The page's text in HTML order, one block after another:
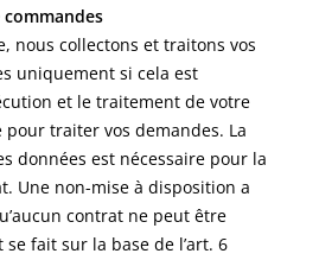
nous collectons et traitons vos
uniquement si cela est
et le traitement de votre
traiter vos demandes. La
données est nécessaire pour la
Une non-mise à disposition a
contrat ne peut être
fait sur la base de l’art. 6